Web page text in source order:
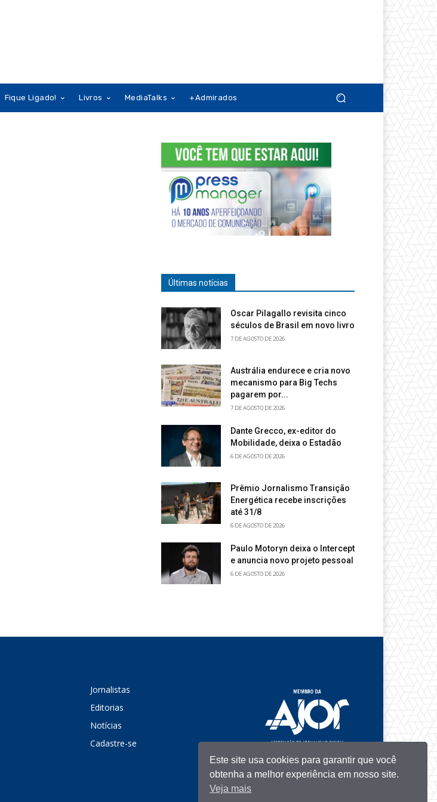
Fique Ligado! Livros MediaTalks +Admirados
Últimas notícias
Oscar Pilagallo revisita cinco
séculos de Brasil em novo livro
7 DE AGOSTO DE 2026
Austrália endurece e cria novo
mecanismo para Big Techs
pagarem por...
7 DE AGOSTO DE 2026
Dante Grecco, ex-editor do
Mobilidade, deixa o Estadão
6 DE AGOSTO DE 2026
Prêmio Jornalismo Transição
Energética recebe inscrições
até 31/8
6 DE AGOSTO DE 2026
Paulo Motoryn deixa o Intercept
e anuncia novo projeto pessoal
6 DE AGOSTO DE 2026
Jornalistas
Editorias
Notícias
Cadastre-se
Este site usa cookies para garantir que você
obtenha a melhor experiência em nosso site.
Veja mais